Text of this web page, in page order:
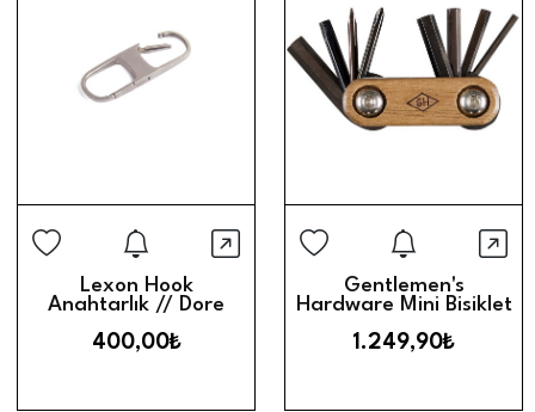
Stoğa Girince Haber Ver
Hızlı Görünüm
Lexon Hook
Anahtarlık // Dore
400,00₺
Stoğa
Gentlemen's
Hardware Mini Bisiklet
1.249,90₺